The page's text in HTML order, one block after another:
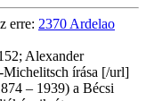
erre: 2370 Ardelao
Alexander
írása [/url]
– 1939) a Bécsi